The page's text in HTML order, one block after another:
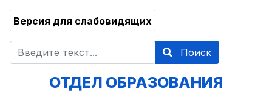
Версия для слабовидящих
Поиск Поиск
ОТДЕЛ ОБРАЗОВАНИЯ